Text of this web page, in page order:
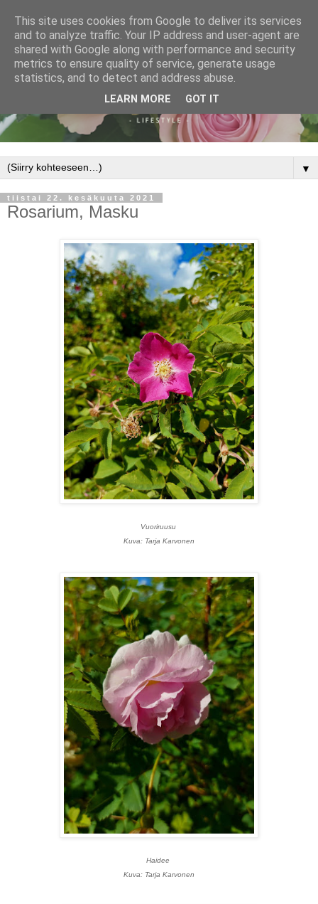
▼
tiistai 22. kesäkuuta 2021
Rosarium, Masku
Vuoriruusu
Kuva: Tarja Karvonen
Haidee
Kuva: Tarja Karvonen
This site uses cookies from Google to deliver its services
and to analyze traffic. Your IP address and user-agent are
shared with Google along with performance and security
metrics to ensure quality of service, generate usage
statistics, and to detect and address abuse.
LEARN MORE GOT IT